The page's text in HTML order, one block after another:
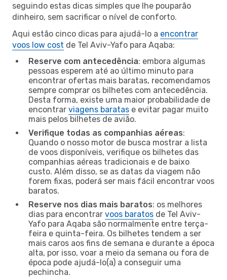
seguindo estas dicas simples que lhe pouparão
dinheiro, sem sacrificar o nível de conforto.
Aqui estão cinco dicas para ajudá-lo a encontrar
voos low cost de Tel Aviv-Yafo para Aqaba:
Reserve com antecedência: embora algumas
pessoas esperem até ao último minuto para
encontrar ofertas mais baratas, recomendamos
sempre comprar os bilhetes com antecedência.
Desta forma, existe uma maior probabilidade de
encontrar viagens baratas e evitar pagar muito
mais pelos bilhetes de avião.
Verifique todas as companhias aéreas:
Quando o nosso motor de busca mostrar a lista
de voos disponíveis, verifique os bilhetes das
companhias aéreas tradicionais e de baixo
custo. Além disso, se as datas da viagem não
forem fixas, poderá ser mais fácil encontrar voos
baratos.
Reserve nos dias mais baratos: os melhores
dias para encontrar voos baratos de Tel Aviv-
Yafo para Aqaba são normalmente entre terça-
feira e quinta-feira. Os bilhetes tendem a ser
mais caros aos fins de semana e durante a época
alta, por isso, voar a meio da semana ou fora de
época pode ajudá-lo(a) a conseguir uma
pechincha.